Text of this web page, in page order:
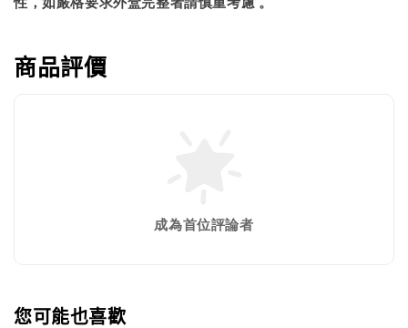
商品評價
成為首位評論者
您可能也喜歡